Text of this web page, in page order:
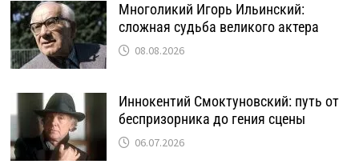
Многоликий Игорь Ильинский:
сложная судьба великого актера
08.08.2026
Иннокентий Смоктуновский: путь от
беспризорника до гения сцены
06.07.2026